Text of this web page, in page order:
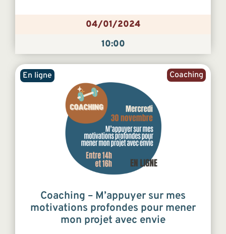
04/01/2024
10:00
Coaching
En ligne
Coaching – M’appuyer sur mes
motivations profondes pour mener
mon projet avec envie